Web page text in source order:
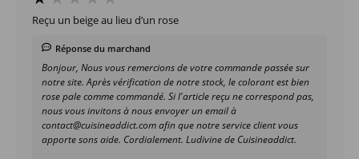
Reçu un beige au lieu d’un rose
Réponse du marchand
Bonjour, Nous vous remercions de votre commande passée sur
notre site. Après vérification de notre stock, le colorant est bien
rose pale comme commandé. Si l'article reçu ne correspond pas,
nous vous invitons à nous envoyer un email à
contact@cuisineaddict.com afin que notre service client vous
apporte sons aide. Cordialement. Ludivine de Cuisineaddict.